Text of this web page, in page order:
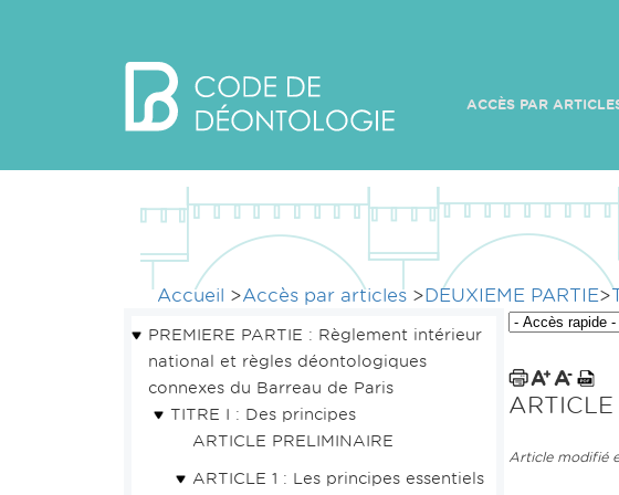
ACCÈS PAR
Accueil >Accès par articles >DEUXIEME PARTIE>
PREMIERE PARTIE : Règlement intérieur
national et règles déontologiques
connexes du Barreau de Paris
TITRE I : Des principes
ARTICLE PRELIMINAIRE
ARTICLE 1 : Les principes essentiels
Article modifié